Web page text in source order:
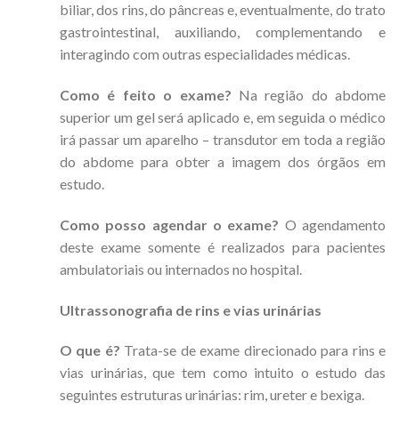
biliar, dos rins, do pâncreas e, eventualmente, do trato
gastrointestinal, auxiliando, complementando e
interagindo com outras especialidades médicas.
Como é feito o exame? Na região do abdome
superior um gel será aplicado e, em seguida o médico
irá passar um aparelho – transdutor em toda a região
do abdome para obter a imagem dos órgãos em
estudo.
Como posso agendar o exame? O agendamento
deste exame somente é realizados para pacientes
ambulatoriais ou internados no hospital.
Ultrassonografia de rins e vias urinárias
O que é? Trata-se de exame direcionado para rins e
vias urinárias, que tem como intuito o estudo das
seguintes estruturas urinárias: rim, ureter e bexiga.